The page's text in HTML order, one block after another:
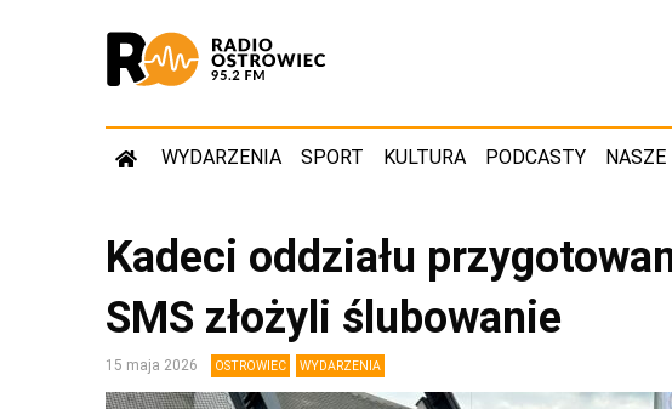
WYDARZENIA SPORT KULTURA PODCASTY NASZE
Kadeci oddziału
SMS złożyli ślubowanie
15 maja 2026 OSTROWIEC WYDARZENIA